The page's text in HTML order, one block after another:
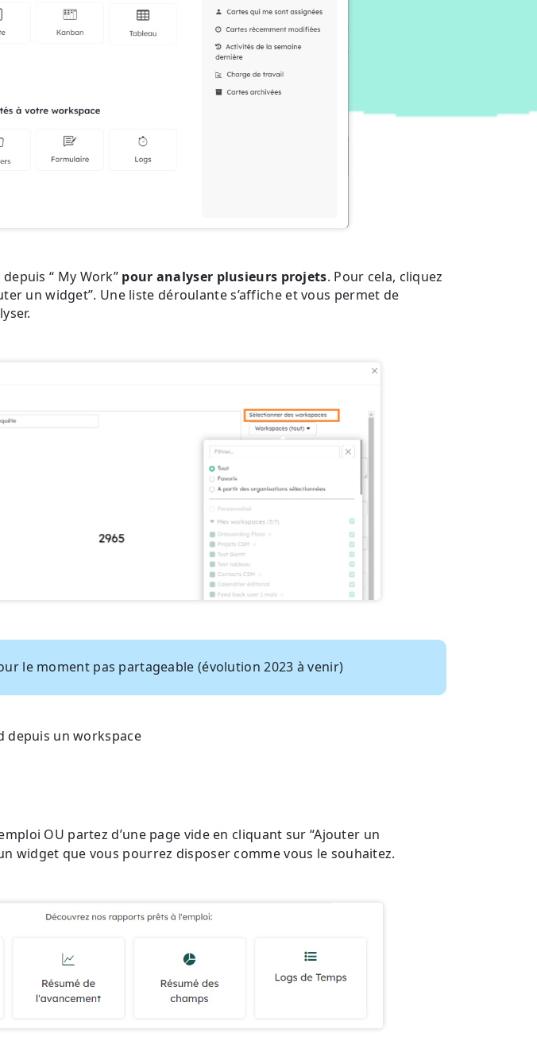
depuis “ My Work” pour analyser plusieurs projets. Pour cela, cliquez
un widget”. Une liste déroulante s’affiche et vous permet de
le moment pas partageable (évolution 2023 à venir)
depuis un workspace
OU partez d’une page vide en cliquant sur “Ajouter un
widget que vous pourrez disposer comme vous le souhaitez.